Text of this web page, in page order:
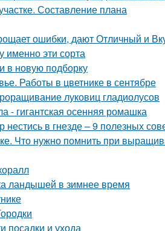
Составление плана
ошибки, дают Отличный и
именно эти сорта
в новую подборку
Работы в цветнике в сентябре
луковиц гладиолусов
- гигантская осенняя ромашка
нестись в гнезде – 9 полезных
Что нужно помнить при
ландышей в зимнее время
посадки и ухода